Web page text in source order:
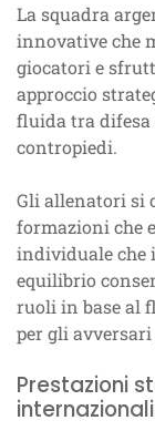
La squadra
innovative che
giocatori e
approccio
fluida tra difesa
contropiedi.
Gli allenatori si
formazioni che
individuale che
equilibrio
ruoli in base al
per gli
Prestazioni
internazionali